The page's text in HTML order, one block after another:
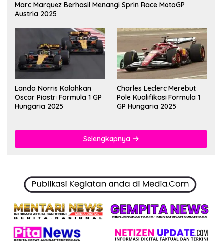
Marc Marquez Berhasil Menangi Sprin Race MotoGP
Austria 2025
Lando Norris Kalahkan
Oscar Piastri Formula 1 GP
Hungaria 2025
Charles Leclerc Merebut
Pole Kualifikasi Formula 1
GP Hungaria 2025
Selengkapnya